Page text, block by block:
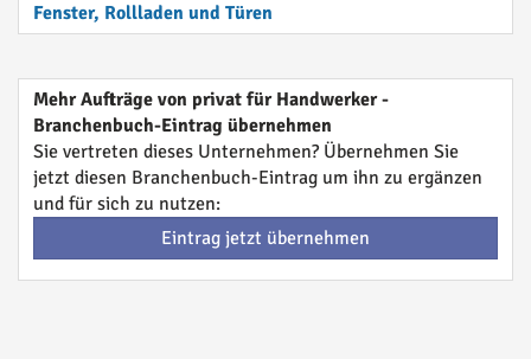
Fenster, Rollladen und Türen
Mehr Aufträge von privat für Handwerker -
Branchenbuch-Eintrag übernehmen
Sie vertreten dieses Unternehmen? Übernehmen Sie
jetzt diesen Branchenbuch-Eintrag um ihn zu ergänzen
und für sich zu nutzen:
Eintrag jetzt übernehmen